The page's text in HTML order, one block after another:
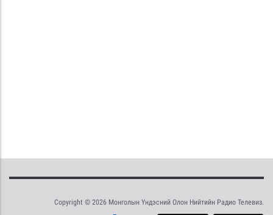
Copyright © 2026 Монголын Үндэсний Олон Нийтийн Радио Телевиз.